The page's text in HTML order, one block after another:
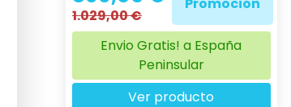
1.029,00 €
Envio Gratis! a España
Peninsular
Ver producto